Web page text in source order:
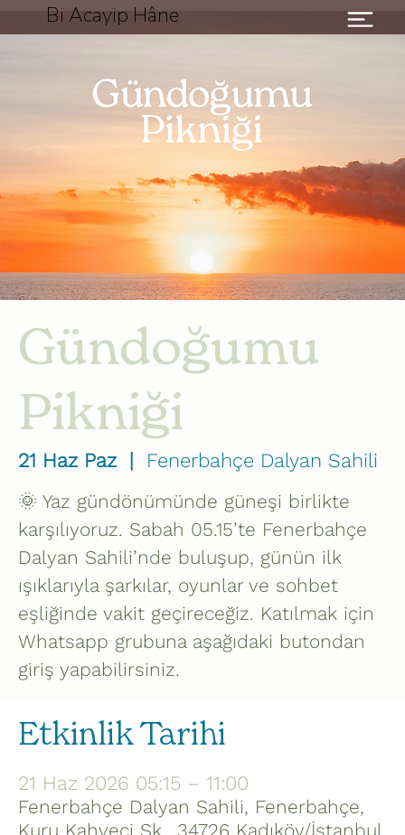
Bi Acayip Hâne
Gündoğumu
Pikniği
21 Haz Paz
  |
Fenerbahçe Dalyan Sahili
🌞 Yaz gündönümünde güneşi birlikte
karşılıyoruz. Sabah 05.15’te Fenerbahçe
Dalyan Sahili’nde buluşup, günün ilk
ışıklarıyla şarkılar, oyunlar ve sohbet
eşliğinde vakit geçireceğiz. Katılmak için
Whatsapp grubuna aşağıdaki butondan
giriş yapabilirsiniz.
Etkinlik Tarihi
21 Haz 2026 05:15 – 11:00
Fenerbahçe Dalyan Sahili, Fenerbahçe,
Kuru Kahveci Sk., 34726 Kadıköy/İstanbul,